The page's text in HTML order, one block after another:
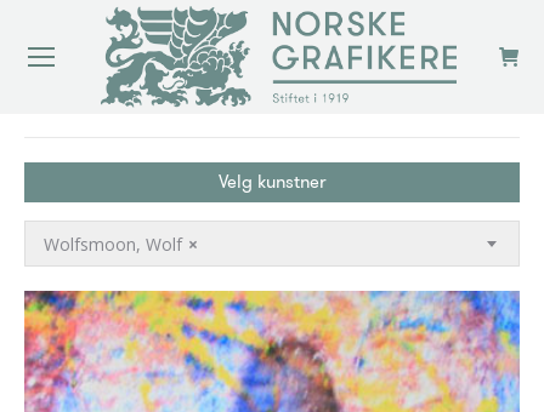
Velg kunstner
×
Wolfsmoon, Wolf